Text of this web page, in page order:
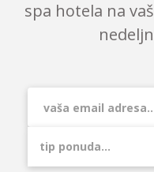
spa hotela na